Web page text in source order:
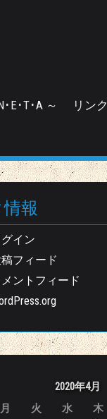
･E･T･A ～ リンク
報
グイン
フィード
メントフィード
2020年4月
月 火 水 木